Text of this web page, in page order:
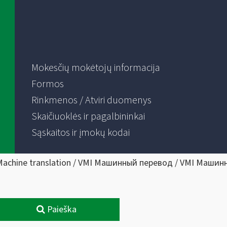
Mokesčių mokėtojų informacija
Formos
Rinkmenos / Atviri duomenys
Skaičiuoklės ir pagalbininkai
Sąskaitos ir įmokų kodai
translation / VMI Машинный перевод / VMI
Paieška